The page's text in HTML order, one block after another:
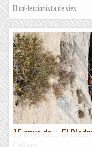
El col·leccionista de vies
15 anys de... El